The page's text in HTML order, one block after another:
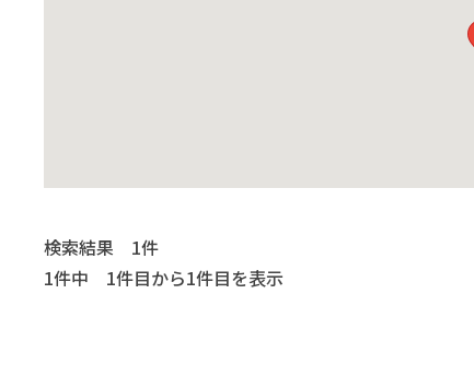
検索結果 1件
1件中 1件目から1件目を表示